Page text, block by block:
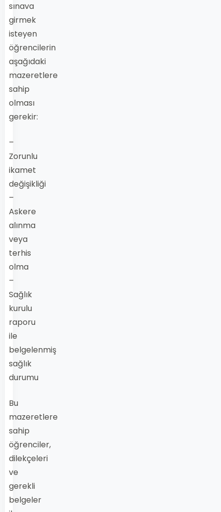
sınava
girmek
isteyen
öğrencilerin
aşağıdaki
mazeretlere
sahip
olması
gerekir:
–
Zorunlu
ikamet
değişikliği
–
Askere
alınma
veya
terhis
olma
–
Sağlık
kurulu
raporu
ile
belgelenmiş
sağlık
durumu
Bu
mazeretlere
sahip
öğrenciler,
dilekçeleri
ve
gerekli
belgeler